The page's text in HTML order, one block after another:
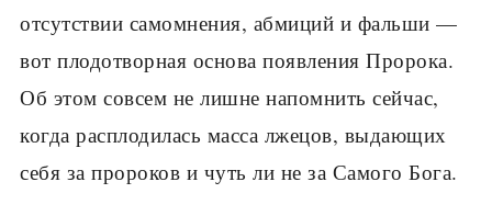
отсутствии самомнения, абмиций и фальши —
вот плодотворная основа появления Пророка.
Об этом совсем не лишне напомнить сейчас,
когда расплодилась масса лжецов, выдающих
себя за пророков и чуть ли не за Самого Бога.